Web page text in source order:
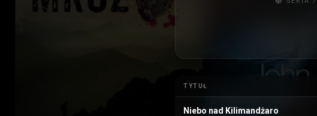
TYTUŁ
Niebo nad Kilimandżaro